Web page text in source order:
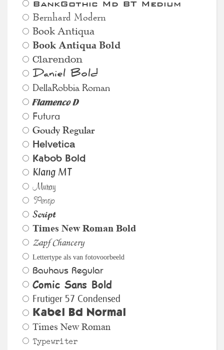
BankGothic Md BT Medium
Bernhard Modern
Book Antiqua
Book Antiqua Bold
Clarendon
Daniel Bold
DellaRobbia Roman
Flamenco D
Futura
Goudy Regular
Helvetica
Kabob Bold
Klang MT
Muray
Pentip
Script
Times New Roman Bold
Zapf Chancery
Lettertype als van fotovoorbeeld
Bauhaus Regular
Comic Sans Bold
Frutiger 57 Condensed
Kabel Bd Normal
Times New Roman
Typewriter